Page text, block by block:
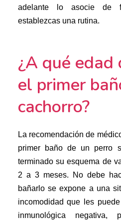
adelante lo asocie de
establezcas una rutina.
¿A qué edad
el primer
cachorro?
La recomendación de
primer baño de un perro
terminado su esquema de
2 a 3 meses. No debe
bañarlo se expone a una
incomodidad que les
inmunológica negativa,